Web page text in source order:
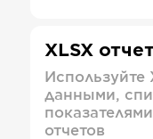
XLSX
Используйте
данными,
отчетов